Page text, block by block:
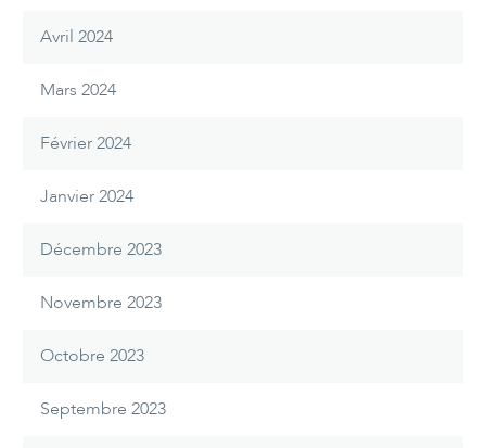
Avril 2024
Mars 2024
Février 2024
Janvier 2024
Décembre 2023
Novembre 2023
Octobre 2023
Septembre 2023